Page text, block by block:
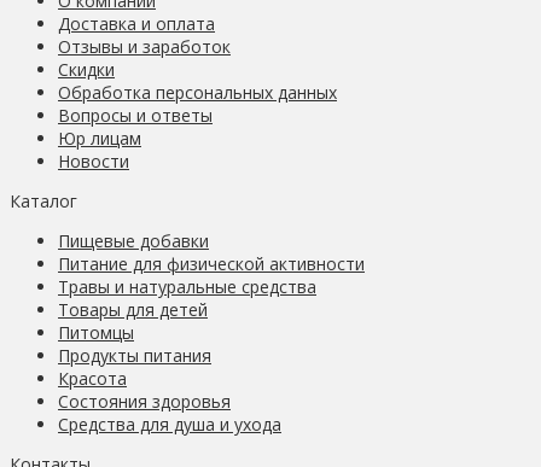
Доставка и оплата
Отзывы и заработок
Скидки
Обработка персональных данных
Вопросы и ответы
Юр лицам
Новости
Каталог
Пищевые добавки
Питание для физической активности
Травы и натуральные средства
Товары для детей
Питомцы
Продукты питания
Красота
Состояния здоровья
Средства для душа и ухода